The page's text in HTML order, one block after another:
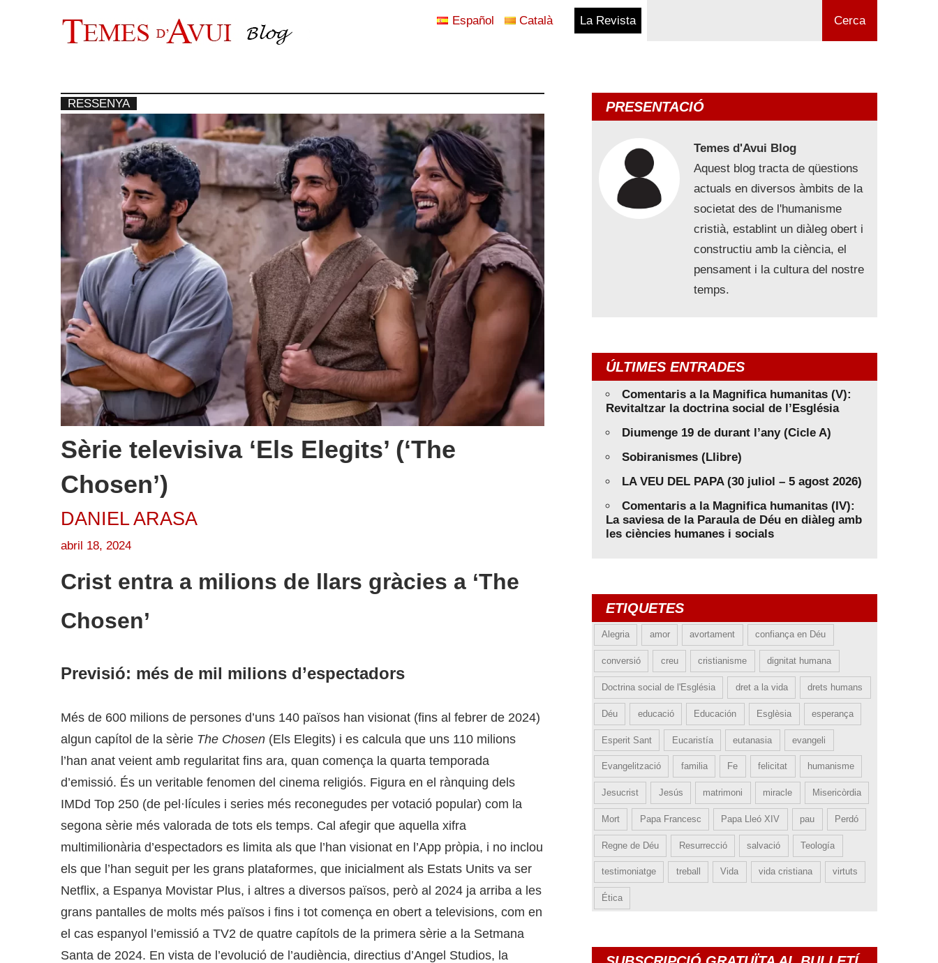
al
d'Avui
Cerca
Español Català La Revista
RESSENYA
Sèrie televisiva ‘Els Elegits’ (‘The
Chosen’)
DANIEL ARASA
abril 18, 2024
Crist entra a milions de llars gràcies a ‘The
Chosen’
Previsió: més de mil milions d’espectadors
Més de 600 milions de persones d’uns 140 països han visionat (fins al febrer de 2024)
algun capítol de la sèrie The Chosen (Els Elegits) i es calcula que uns 110 milions
l’han anat veient amb regularitat fins ara, quan comença la quarta temporada
d’emissió. És un veritable fenomen del cinema religiós. Figura en el rànquing dels
IMDd Top 250 (de pel·lícules i series més reconegudes per votació popular) com la
segona sèrie més valorada de tots els temps. Cal afegir que aquella xifra
multimilionària d’espectadors es limita als que l’han visionat en l’App pròpia, i no inclou
els que l’han seguit per les grans plataformes, que inicialment als Estats Units va ser
Netflix, a Espanya Movistar Plus, i altres a diversos països, però al 2024 ja arriba a les
grans pantalles de molts més països i fins i tot comença en obert a televisions, com en
el cas espanyol l’emissió a TV2 de quatre capítols de la primera sèrie a la Setmana
Santa de 2024. En vista de l’evolució de l’audiència, directius d’Angel Studios, la
PRESENTACIÓ
Temes d'Avui Blog
Aquest blog tracta de qüestions
actuals en diversos àmbits de la
societat des de l'humanisme
cristià, establint un diàleg obert i
constructiu amb la ciència, el
pensament i la cultura del nostre
temps.
ÚLTIMES ENTRADES
Comentaris a la Magnifica humanitas (V):
Revitaltzar la doctrina social de l’Església
Diumenge 19 de durant l’any (Cicle A)
Sobiranismes (Llibre)
LA VEU DEL PAPA (30 juliol – 5 agost 2026)
Comentaris a la Magnifica humanitas (IV):
La saviesa de la Paraula de Déu en diàleg amb
les ciències humanes i socials
ETIQUETES
Alegria amor avortament confiança en Déu
conversió creu cristianisme dignitat humana
Doctrina social de l'Església dret a la vida drets humans
Déu educació Educación Esglèsia esperança
Esperit Sant Eucaristía eutanasia evangeli
Evangelització familia Fe felicitat humanisme
Jesucrist Jesús matrimoni miracle Misericòrdia
Mort Papa Francesc Papa Lleó XIV pau Perdó
Regne de Déu Resurrecció salvació Teología
testimoniatge treball Vida vida cristiana virtuts
Ética